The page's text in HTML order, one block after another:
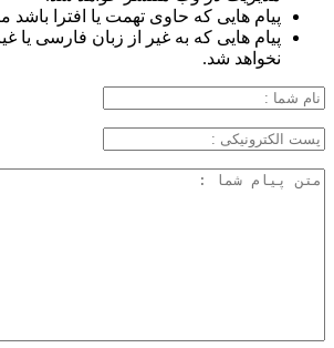
پیام هایی که حاوی تهمت یا افترا باشد
پیام هایی که به غیر از زبان فارسی یا
نخواهد شد.